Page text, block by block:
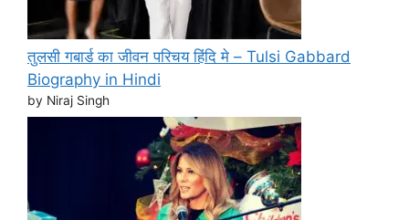
तुलसी गबार्ड का जीवन परिचय हिंदि मे – Tulsi Gabbard
Biography in Hindi
by Niraj Singh